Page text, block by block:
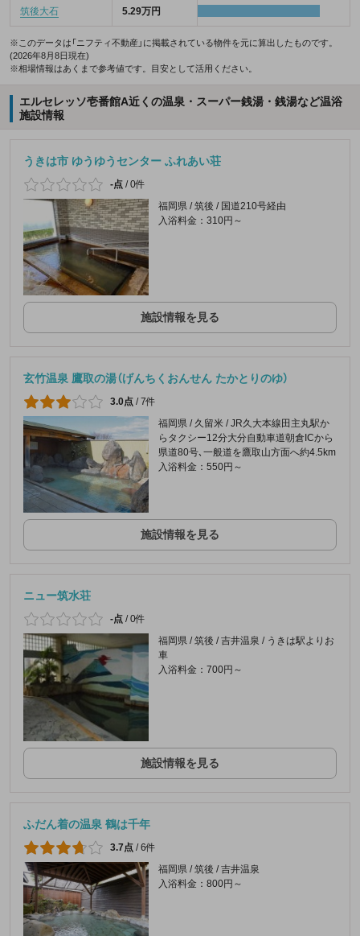
筑後大石 5.29万円
※このデータは「ニフティ不動産」に掲載されている物件を元に算出したものです。
(2026年8月8日現在)
※相場情報はあくまで参考値です。目安として活用ください。
エルセレッソ壱番館A近くの温泉・スーパー銭湯・銭湯など温浴
施設情報
うきは市 ゆうゆうセンター ふれあい荘
-点 /0件
福岡県 / 筑後 / 国道210号経由
入浴料金：310円～
施設情報を見る
玄竹温泉 鷹取の湯（げんちくおんせん たかとりのゆ）
3.0点 /7件
福岡県 / 久留米 / JR久大本線田主丸駅か
らタクシー12分大分自動車道朝倉ICから
県道80号､一般道を鷹取山方面へ約4.5km
入浴料金：550円～
施設情報を見る
ニュー筑水荘
-点 /0件
福岡県 / 筑後 / 吉井温泉 / うきは駅よりお
車
入浴料金：700円～
施設情報を見る
ふだん着の温泉 鶴は千年
3.7点 /6件
福岡県 / 筑後 / 吉井温泉
入浴料金：800円～